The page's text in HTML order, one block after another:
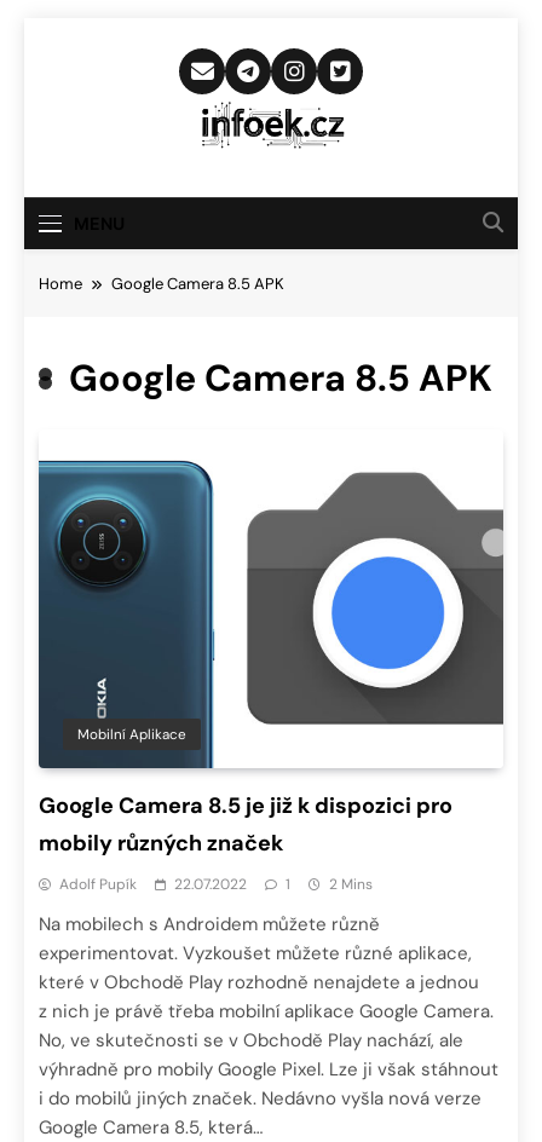
Infoek.cz
Novinkám
Home Google Camera 8.5 APK
Google Camera 8.5 APK
Mobilní Aplikace
Google Camera 8.5 je již k dispozici pro
mobily různých značek
Adolf Pupík 22.07.2022 1 2 Mins
Na mobilech s Androidem můžete různě
experimentovat. Vyzkoušet můžete různé aplikace,
které v Obchodě Play rozhodně nenajdete a jednou
z nich je právě třeba mobilní aplikace Google Camera.
No, ve skutečnosti se v Obchodě Play nachází, ale
výhradně pro mobily Google Pixel. Lze ji však stáhnout
i do mobilů jiných značek. Nedávno vyšla nová verze
Google Camera 8.5, která…